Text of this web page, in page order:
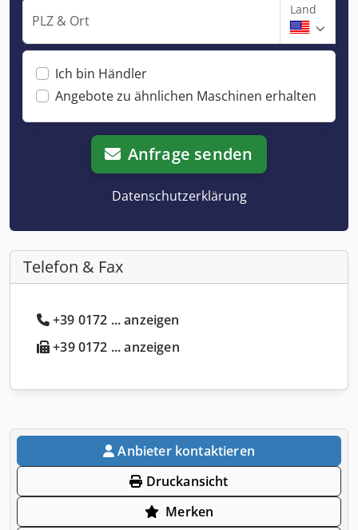
PLZ & Ort
Land
Ich bin Händler
Angebote zu ähnlichen Maschinen erhalten
Anfrage senden
Datenschutzerklärung
Telefon & Fax
+39 0172 ... anzeigen
+39 0172 ... anzeigen
Anbieter kontaktieren
Druckansicht
Merken